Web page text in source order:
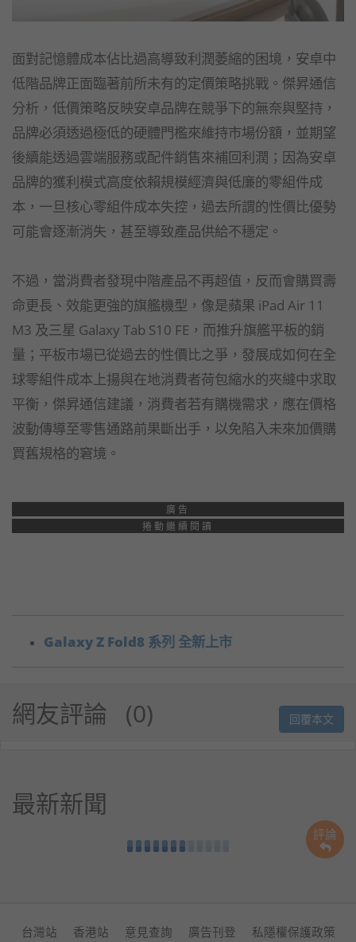
評論
面對記憶體成本佔比過高導致利潤萎縮的困境，安卓中
低階品牌正面臨著前所未有的定價策略挑戰。傑昇通信
分析，低價策略反映安卓品牌在競爭下的無奈與堅持，
品牌必須透過極低的硬體門檻來維持市場份額，並期望
後續能透過雲端服務或配件銷售來補回利潤；因為安卓
品牌的獲利模式高度依賴規模經濟與低廉的零組件成
本，一旦核心零組件成本失控，過去所謂的性價比優勢
可能會逐漸消失，甚至導致產品供給不穩定。
不過，當消費者發現中階產品不再超值，反而會購買壽
命更長、效能更強的旗艦機型，像是蘋果 iPad Air 11
M3 及三星 Galaxy Tab S10 FE，而推升旗艦平板的銷
量；平板市場已從過去的性價比之爭，發展成如何在全
球零組件成本上揚與在地消費者荷包縮水的夾縫中求取
平衡，傑昇通信建議，消費者若有購機需求，應在價格
波動傳導至零售通路前果斷出手，以免陷入未來加價購
買舊規格的窘境。
廣告
捲動繼續閱讀
Galaxy Z Fold8 系列 全新上市
網友評論 0 回覆本文
最新新聞
台灣站 香港站 意見查詢 廣告刊登
私隱權保護政策